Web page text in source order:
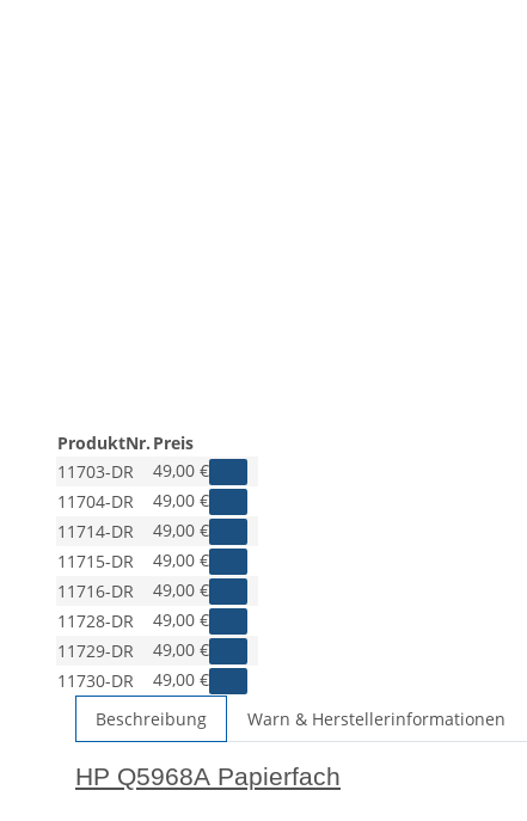
ProduktNr. Preis
11703-DR
49,00 €
11704-DR
49,00 €
11714-DR
49,00 €
11715-DR
49,00 €
11716-DR
49,00 €
11728-DR
49,00 €
11729-DR
49,00 €
11730-DR
49,00 €
Beschreibung
Warn & Herstellerinformationen
HP Q5968A Papierfach